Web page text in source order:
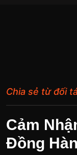
Chia sẻ từ đối
Cảm
Đồng